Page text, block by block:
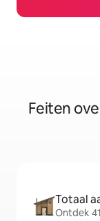
Feiten
Totaal
Ontdek